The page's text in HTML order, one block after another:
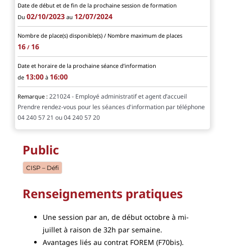
Date de début et de fin de la prochaine session de formation
Du 02/10/2023au 12/07/2024
Nombre de place(s) disponible(s) / Nombre maximum de places
16 / 16
Date et horaire de la prochaine séance d’information
de 13:00 à 16:00
Remarque : 221024 - Employé administratif et agent d’accueil
Prendre rendez-vous pour les séances d'information par téléphone
04 240 57 21 ou 04 240 57 20
Public
CISP – Défi
Renseignements pratiques
Une session par an, de début octobre à mi-
juillet à raison de 32h par semaine.
Avantages liés au contrat FOREM (F70bis).